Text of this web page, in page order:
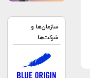
سازمان‌ها و
شرکت‌ها